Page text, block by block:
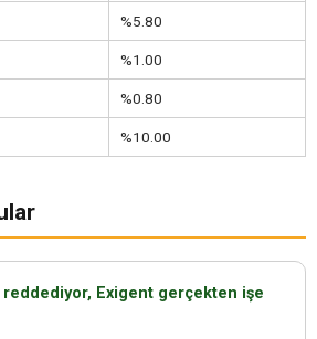
%5.80
%1.00
%0.80
%10.00
reddediyor, Exigent gerçekten işe